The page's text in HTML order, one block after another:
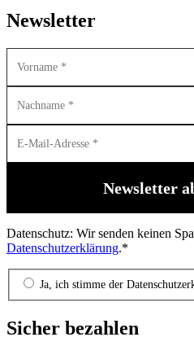
Newsletter
Datenschutz: Wir senden keinen
Datenschutzerklärung.*
Ja, ich stimme der
Sicher bezahlen